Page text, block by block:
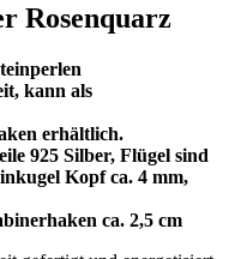
Rosenquarz
kann als
erhältlich.
925 Silber, Flügel sind
Kopf ca. 4 mm,
ca. 2,5 cm